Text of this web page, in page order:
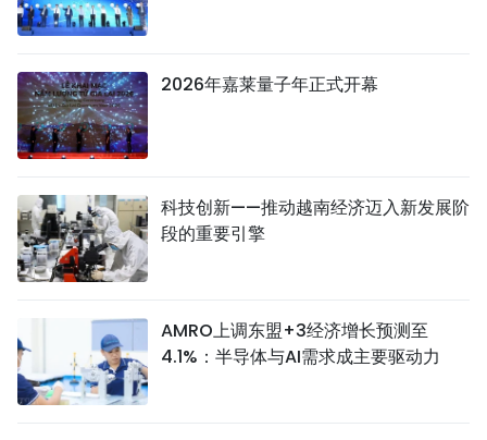
2026年嘉莱量子年正式开幕
科技创新——推动越南经济迈入新发展阶
段的重要引擎
AMRO上调东盟+3经济增长预测至
4.1%：半导体与AI需求成主要驱动力